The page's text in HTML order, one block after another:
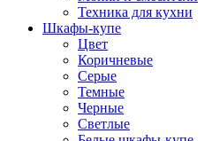
Техника для кухни
Шкафы-купе
Цвет
Коричневые
Серые
Темные
Черные
Светлые